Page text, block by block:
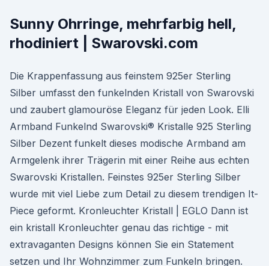
Sunny Ohrringe, mehrfarbig hell,
rhodiniert | Swarovski.com
Die Krappenfassung aus feinstem 925er Sterling
Silber umfasst den funkelnden Kristall von Swarovski
und zaubert glamouröse Eleganz für jeden Look. Elli
Armband Funkelnd Swarovski® Kristalle 925 Sterling
Silber Dezent funkelt dieses modische Armband am
Armgelenk ihrer Trägerin mit einer Reihe aus echten
Swarovski Kristallen. Feinstes 925er Sterling Silber
wurde mit viel Liebe zum Detail zu diesem trendigen It-
Piece geformt. Kronleuchter Kristall | EGLO Dann ist
ein kristall Kronleuchter genau das richtige - mit
extravaganten Designs können Sie ein Statement
setzen und Ihr Wohnzimmer zum Funkeln bringen.